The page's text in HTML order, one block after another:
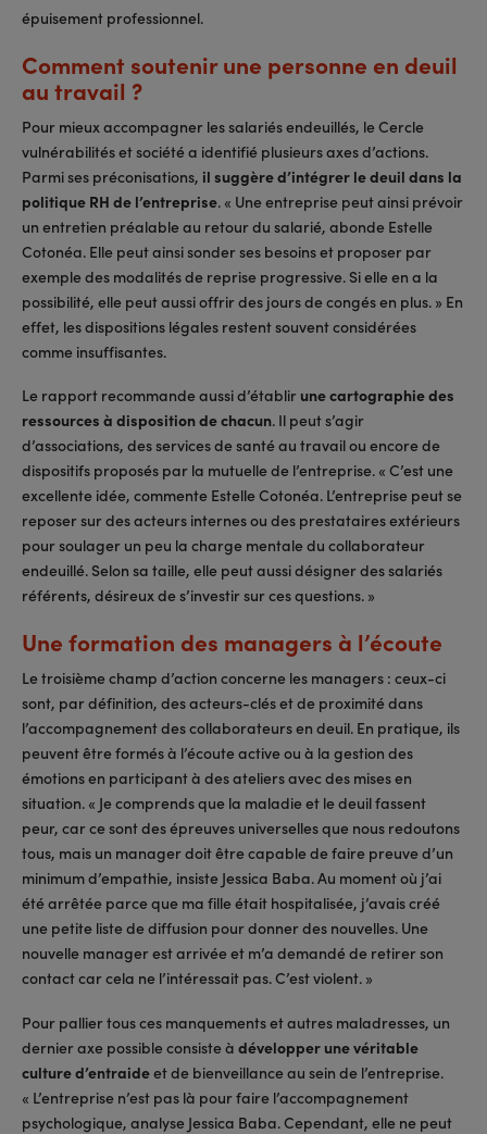
épuisement professionnel.
Comment soutenir une personne en deuil
au travail ?
Pour mieux accompagner les salariés endeuillés, le Cercle
vulnérabilités et société a identifié plusieurs axes d’actions.
Parmi ses préconisations, il suggère d’intégrer le deuil dans la
politique RH de l’entreprise. « Une entreprise peut ainsi prévoir
un entretien préalable au retour du salarié, abonde Estelle
Cotonéa. Elle peut ainsi sonder ses besoins et proposer par
exemple des modalités de reprise progressive. Si elle en a la
possibilité, elle peut aussi offrir des jours de congés en plus. » En
effet, les dispositions légales restent souvent considérées
comme insuffisantes.
Le rapport recommande aussi d’établir une cartographie des
ressources à disposition de chacun. Il peut s’agir
d’associations, des services de santé au travail ou encore de
dispositifs proposés par la mutuelle de l’entreprise. « C’est une
excellente idée, commente Estelle Cotonéa. L’entreprise peut se
reposer sur des acteurs internes ou des prestataires extérieurs
pour soulager un peu la charge mentale du collaborateur
endeuillé. Selon sa taille, elle peut aussi désigner des salariés
référents, désireux de s’investir sur ces questions. »
Une formation des managers à l’écoute
Le troisième champ d’action concerne les managers : ceux-ci
sont, par définition, des acteurs-clés et de proximité dans
l’accompagnement des collaborateurs en deuil. En pratique, ils
peuvent être formés à l’écoute active ou à la gestion des
émotions en participant à des ateliers avec des mises en
situation. « Je comprends que la maladie et le deuil fassent
peur, car ce sont des épreuves universelles que nous redoutons
tous, mais un manager doit être capable de faire preuve d’un
minimum d’empathie, insiste Jessica Baba. Au moment où j’ai
été arrêtée parce que ma fille était hospitalisée, j’avais créé
une petite liste de diffusion pour donner des nouvelles. Une
nouvelle manager est arrivée et m’a demandé de retirer son
contact car cela ne l’intéressait pas. C’est violent. »
Pour pallier tous ces manquements et autres maladresses, un
dernier axe possible consiste à développer une véritable
culture d’entraideet de bienveillance au sein de l’entreprise.
« L’entreprise n’est pas là pour faire l’accompagnement
psychologique, analyse Jessica Baba. Cependant, elle ne peut